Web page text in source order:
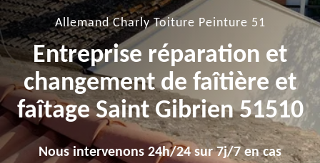
Allemand Charly Toiture Peinture 51
Entreprise réparation et
changement de faîtière et
faîtage Saint Gibrien 51510
Nous intervenons 24h/24 sur 7j/7 en cas